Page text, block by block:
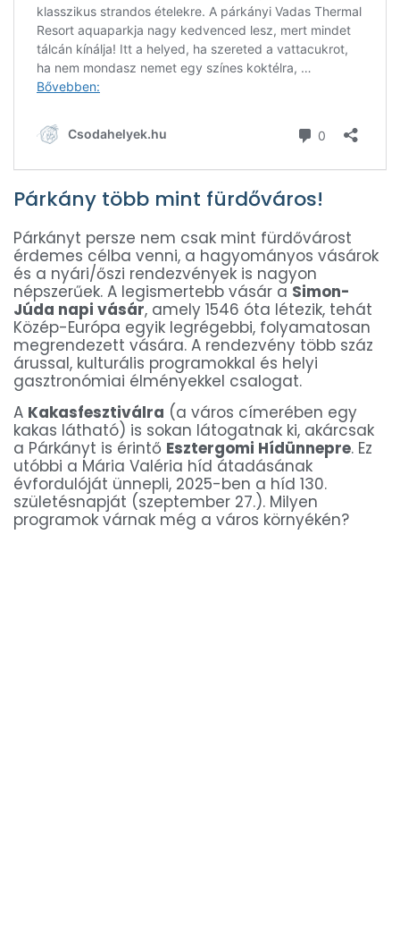
Párkány több mint fürdőváros!
Párkányt persze nem csak mint fürdővárost
érdemes célba venni, a hagyományos vásárok
és a nyári/őszi rendezvények is nagyon
népszerűek. A legismertebb vásár a Simon-
Júda napi vásár, amely 1546 óta létezik, tehát
Közép-Európa egyik legrégebbi, folyamatosan
megrendezett vására. A rendezvény több száz
árussal, kulturális programokkal és helyi
gasztronómiai élményekkel csalogat.
A Kakasfesztiválra (a város címerében egy
kakas látható) is sokan látogatnak ki, akárcsak
a Párkányt is érintő Esztergomi Hídünnepre. Ez
utóbbi a Mária Valéria híd átadásának
évfordulóját ünnepli, 2025-ben a híd 130.
születésnapját (szeptember 27.). Milyen
programok várnak még a város környékén?